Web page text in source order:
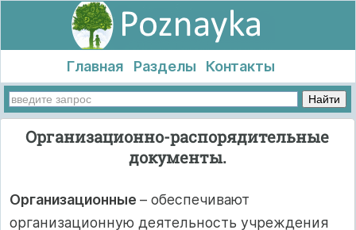
Главная Разделы Контакты
Организационно-распорядительные
документы.
Организационные – обеспечивают
организационную деятельность учреждения